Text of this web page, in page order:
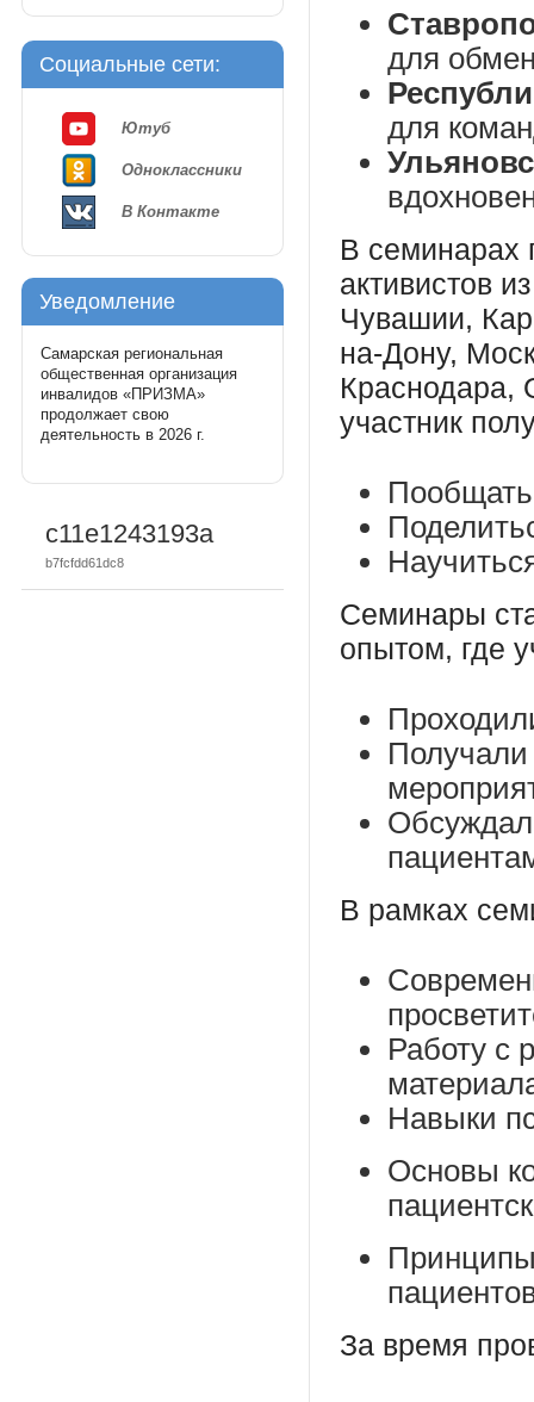
Социальные сети:
Ютуб
Одноклассники
В Контакте
Уведомление
Самарская региональная
общественная организация
инвалидов «ПРИЗМА»
продолжает свою
деятельность в 2026 г.
c11e1243193a
b7fcfdd61dc8
для
для
В семинарах
активистов
Чувашии,
на-Дону,
Краснодара,
участник
Семинары
опытом, где
Получали
В рамках
Работу с
Навыки
Основы
За время